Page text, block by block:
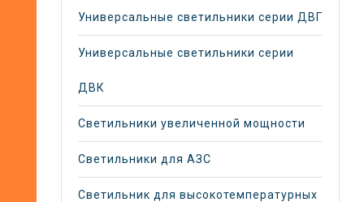
Универсальные светильники серии ДВГ
Универсальные светильники серии
ДВК
Светильники увеличенной мощности
Светильники для АЗС
Светильник для высокотемпературных